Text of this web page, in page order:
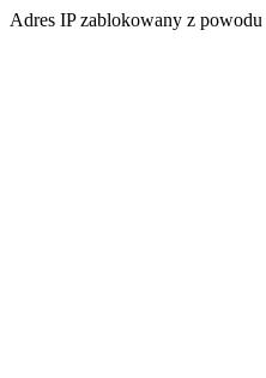
Adres IP zablokowany z